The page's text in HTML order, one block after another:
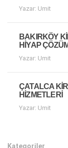
Yazar: Umit
BAKIRKÖY
HIYAP
Yazar: Umit
ÇATALCA
HIZMETLERI
Yazar: Umit
Kategoriler